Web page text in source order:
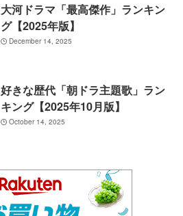
大河ドラマ「最高傑作」ランキン
グ【2025年版】
December 14, 2025
好きな歴代「朝ドラ主題歌」ラン
キング【2025年10月版】
October 14, 2025